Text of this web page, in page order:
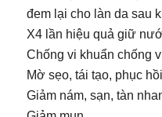
đem lại cho làn da sau
X4 lần hiệu quả giữ
Chống vi khuẩn chống
Mờ sẹo, tái tạo, phục hồi
Giảm nám, sạn, tàn